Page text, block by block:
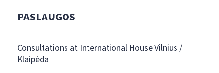
PASLAUGOS
Consultations at International House Vilnius /
Klaipėda